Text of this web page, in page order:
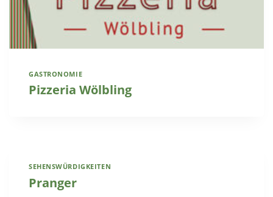
GASTRONOMIE
Pizzeria Wölbling
SEHENSWÜRDIGKEITEN
Pranger